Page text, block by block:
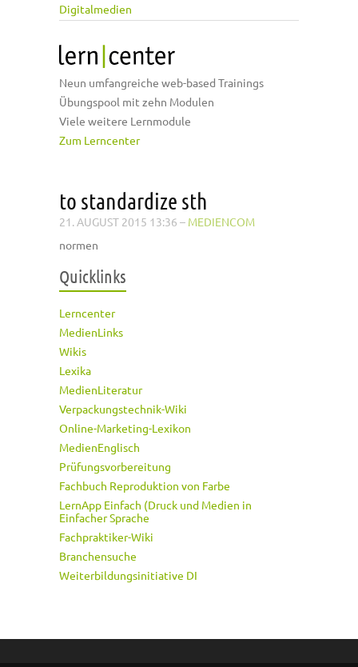
Digitalmedien
Neun umfangreiche web-based Trainings
Übungspool mit zehn Modulen
Viele weitere Lernmodule
Zum Lerncenter
to standardize sth
21. AUGUST 2015 13:36 – MEDIENCOM
normen
Quicklinks
Lerncenter
MedienLinks
Wikis
Lexika
MedienLiteratur
Verpackungstechnik-Wiki
Online-Marketing-Lexikon
MedienEnglisch
Prüfungsvorbereitung
Fachbuch Reproduktion von Farbe
LernApp Einfach (Druck und Medien in
Einfacher Sprache
Fachpraktiker-Wiki
Branchensuche
Weiterbildungsinitiative DI